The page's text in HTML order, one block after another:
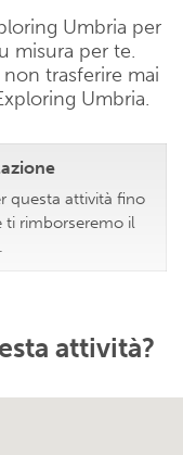
Umbria per
misura per te.
trasferire mai
Umbria.
questa attività fino
ti rimborseremo il
attività?